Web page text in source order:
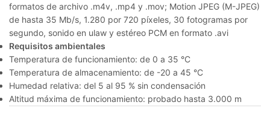
formatos de archivo .m4v, .mp4 y .mov; Motion JPEG (M-JPEG)
de hasta 35 Mb/s, 1.280 por 720 píxeles, 30 fotogramas por
segundo, sonido en ulaw y estéreo PCM en formato .avi
Requisitos ambientales
Temperatura de funcionamiento: de 0 a 35 °C
Temperatura de almacena­miento: de -20 a 45 °C
Humedad relativa: del 5 al 95 % sin condensación
Altitud máxima de funcionamiento: probado hasta 3.000 m